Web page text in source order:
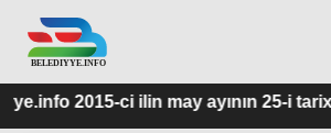
may ayının 25-i tarixindən